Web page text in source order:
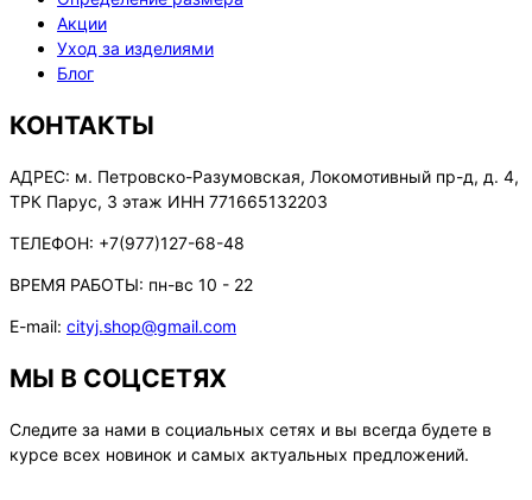
Акции
Уход за изделиями
Блог
КОНТАКТЫ
АДРЕС: м. Петровско-Разумовская, Локомотивный пр-д, д. 4,
ТРК Парус, 3 этаж ИНН 771665132203
ТЕЛЕФОН: +7(977)127-68-48
ВРЕМЯ РАБОТЫ: пн-вс 10 - 22
E-mail: cityj.shop@gmail.com
МЫ В СОЦСЕТЯХ
Следите за нами в социальных сетях и вы всегда будете в
курсе всех новинок и самых актуальных предложений.